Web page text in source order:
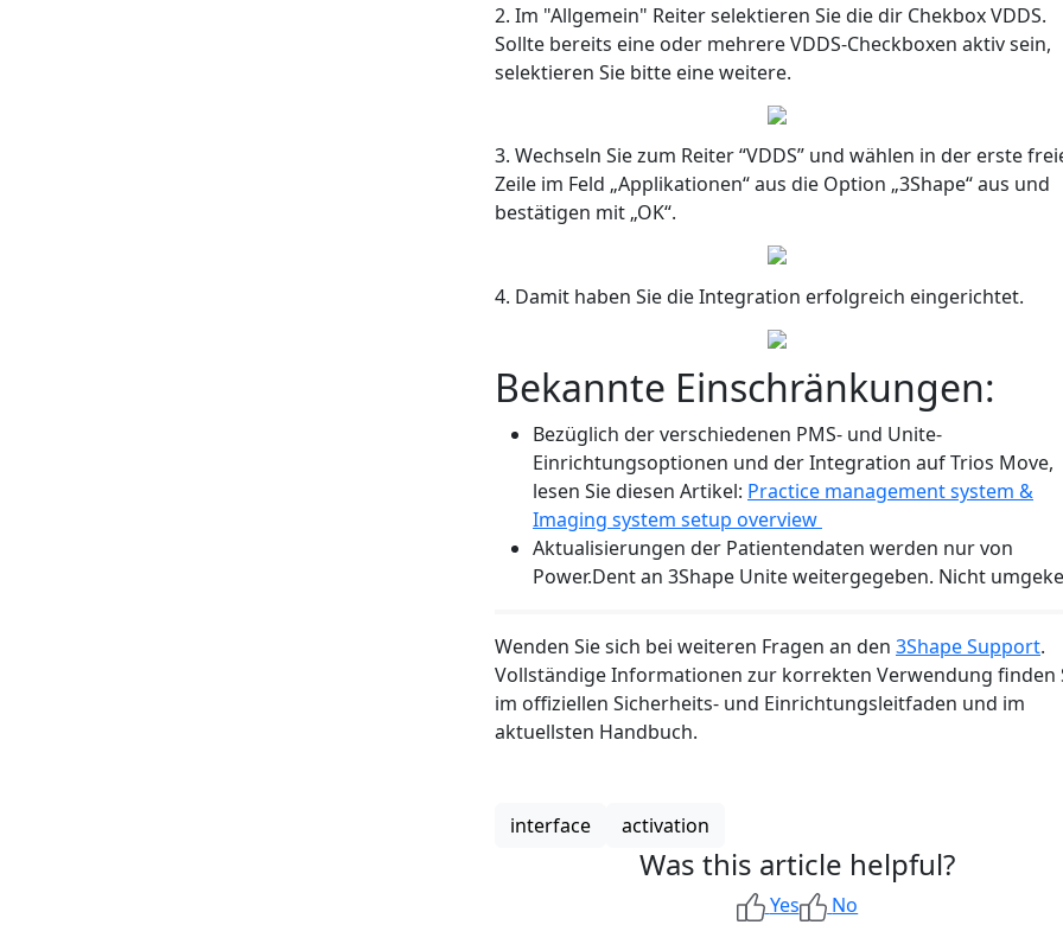
2. Im "Allgemein" Reiter selektieren Sie die dir Chekbox VDDS.
Sollte bereits eine oder mehrere VDDS-Checkboxen aktiv sein,
selektieren Sie bitte eine weitere.
3. Wechseln Sie zum Reiter “VDDS” und wählen in der erste
Zeile im Feld „Applikationen“ aus die Option „3Shape“ aus und
bestätigen mit „OK“.
4. Damit haben Sie die Integration erfolgreich eingerichtet.
Bekannte Einschränkungen:
Bezüglich der verschiedenen PMS- und Unite-
Einrichtungsoptionen und der Integration auf Trios Move,
lesen Sie diesen Artikel: Practice management system &
Imaging system setup overview
Aktualisierungen der Patientendaten werden nur von
Power.Dent an 3Shape Unite weitergegeben. Nicht
Wenden Sie sich bei weiteren Fragen an den 3Shape Support.
Vollständige Informationen zur korrekten Verwendung finden
im offiziellen Sicherheits- und Einrichtungsleitfaden und im
aktuellsten Handbuch.
interface activation
Was this article helpful?
Yes No